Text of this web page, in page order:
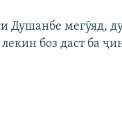
Душанбе мегӯяд,
боз даст ба